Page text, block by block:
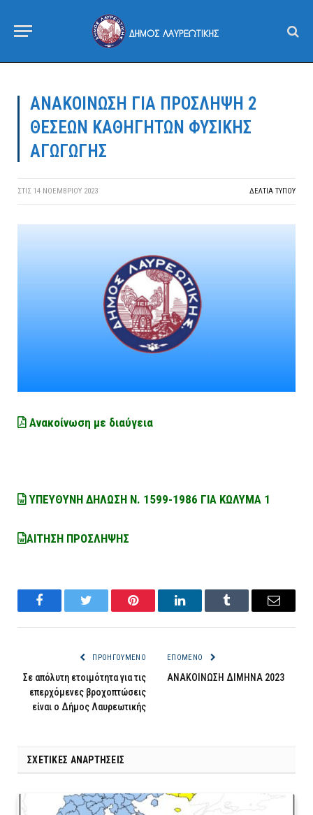
ΑΝΑΚΟΙΝΩΣΗ ΓΙΑ ΠΡΟΣΛΗΨΗ 2
ΘΕΣΕΩΝ ΚΑΘΗΓΗΤΩΝ ΦΥΣΙΚΗΣ
ΑΓΩΓΩΓΗΣ
ΣΤΙΣ 14 ΝΟΕΜΒΡΊΟΥ 2023 ΔΕΛΤΙΑ ΤΥΠΟΥ
Ανακοίνωση με διαύγεια
ΥΠΕΥΘΥΝΗ ΔΗΛΩΣΗ Ν. 1599-1986 ΓΙΑ ΚΩΛΥΜΑ 1
ΑΙΤΗΣΗ ΠΡΟΣΛΗΨΗΣ
FacebookTwitter Pinterest LinkedInTumblr Email
ΠΡΟΗΓΟΎΜΕΝΟ
Σε απόλυτη ετοιμότητα για τις
επερχόμενες βροχοπτώσεις
είναι ο Δήμος Λαυρεωτικής
ΕΠΌΜΕΝΟ
ΑΝΑΚΟΙΝΩΣΗ ΔΙΜΗΝΑ 2023
ΣΧΕΤΙΚΈΣ ΑΝΑΡΤΉΣΕΙΣ